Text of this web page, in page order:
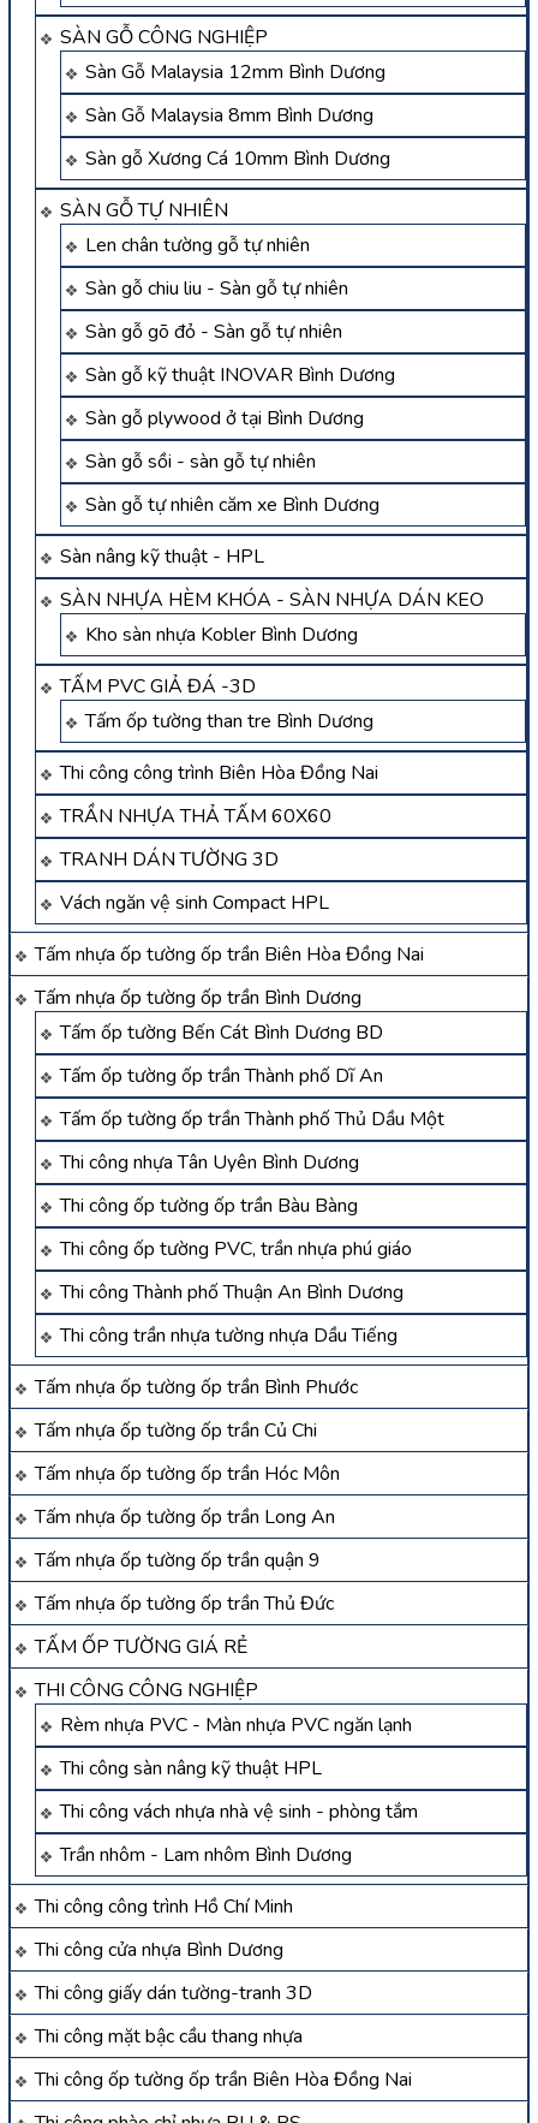
SÀN GỖ CÔNG NGHIỆP
Sàn Gỗ Malaysia 12mm Bình Dương
Sàn Gỗ Malaysia 8mm Bình Dương
Sàn gỗ Xương Cá 10mm Bình Dương
SÀN GỖ TỰ NHIÊN
Len chân tường gỗ tự nhiên
Sàn gỗ chiu liu - Sàn gỗ tự nhiên
Sàn gỗ gõ đỏ - Sàn gỗ tự nhiên
Sàn gỗ kỹ thuật INOVAR Bình Dương
Sàn gỗ plywood ở tại Bình Dương
Sàn gỗ sồi - sàn gỗ tự nhiên
Sàn gỗ tự nhiên căm xe Bình Dương
Sàn nâng kỹ thuật - HPL
SÀN NHỰA HÈM KHÓA - SÀN NHỰA DÁN KEO
Kho sàn nhựa Kobler Bình Dương
TẤM PVC GIẢ ĐÁ -3D
Tấm ốp tường than tre Bình Dương
Thi công công trình Biên Hòa Đồng Nai
TRẦN NHỰA THẢ TẤM 60X60
TRANH DÁN TƯỜNG 3D
Vách ngăn vệ sinh Compact HPL
Tấm nhựa ốp tường ốp trần Biên Hòa Đồng Nai
Tấm nhựa ốp tường ốp trần Bình Dương
Tấm ốp tường Bến Cát Bình Dương BD
Tấm ốp tường ốp trần Thành phố Dĩ An
Tấm ốp tường ốp trần Thành phố Thủ Dầu Một
Thi công nhựa Tân Uyên Bình Dương
Thi công ốp tường ốp trần Bàu Bàng
Thi công ốp tường PVC, trần nhựa phú giáo
Thi công Thành phố Thuận An Bình Dương
Thi công trần nhựa tường nhựa Dầu Tiếng
Tấm nhựa ốp tường ốp trần Bình Phước
Tấm nhựa ốp tường ốp trần Củ Chi
Tấm nhựa ốp tường ốp trần Hóc Môn
Tấm nhựa ốp tường ốp trần Long An
Tấm nhựa ốp tường ốp trần quận 9
Tấm nhựa ốp tường ốp trần Thủ Đức
TẤM ỐP TƯỜNG GIÁ RẺ
THI CÔNG CÔNG NGHIỆP
Rèm nhựa PVC - Màn nhựa PVC ngăn lạnh
Thi công sàn nâng kỹ thuật HPL
Thi công vách nhựa nhà vệ sinh - phòng tắm
Trần nhôm - Lam nhôm Bình Dương
Thi công công trình Hồ Chí Minh
Thi công cửa nhựa Bình Dương
Thi công giấy dán tường-tranh 3D
Thi công mặt bậc cầu thang nhựa
Thi công ốp tường ốp trần Biên Hòa Đồng Nai